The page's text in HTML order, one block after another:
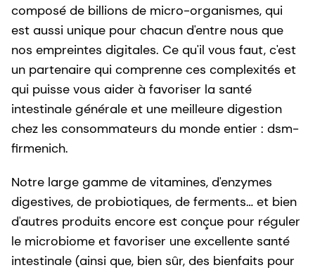
composé de billions de micro-organismes, qui
est aussi unique pour chacun d'entre nous que
nos empreintes digitales. Ce qu'il vous faut, c'est
un partenaire qui comprenne ces complexités et
qui puisse vous aider à favoriser la santé
intestinale générale et une meilleure digestion
chez les consommateurs du monde entier : dsm-
firmenich.
Notre large gamme de vitamines, d'enzymes
digestives, de probiotiques, de ferments… et bien
d'autres produits encore est conçue pour réguler
le microbiome et favoriser une excellente santé
intestinale (ainsi que, bien sûr, des bienfaits pour